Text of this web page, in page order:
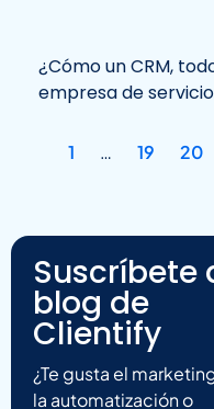
¿Cómo un CRM,
empresa de
1 … 19 20
Suscríbete
blog de
Clientify
¿Te gusta el
la automatización o